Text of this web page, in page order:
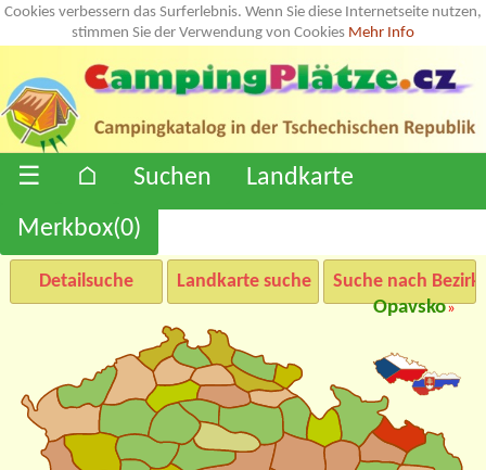
Cookies verbessern das Surferlebnis. Wenn Sie diese Internetseite nutzen,
stimmen Sie der Verwendung von Cookies Mehr Info
☰ ⌂ Suchen
Landkarte
Merkbox(0)
Detailsuche Landkarte suche
Suche nach
Opavsko»